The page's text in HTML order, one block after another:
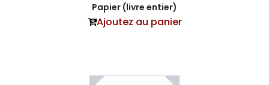
Papier (livre entier)
Ajoutez au panier